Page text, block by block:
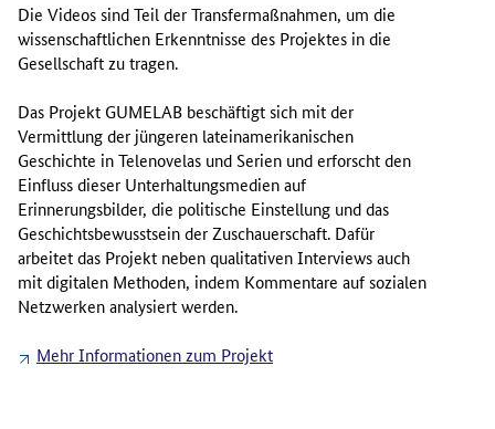
Die Videos sind Teil der Transfermaßnahmen, um die
wissenschaftlichen Erkenntnisse des Projektes in die
Gesellschaft zu tragen.
Das Projekt GUMELAB beschäftigt sich mit der
Vermittlung der jüngeren lateinamerikanischen
Geschichte in Telenovelas und Serien und erforscht den
Einfluss dieser Unterhaltungsmedien auf
Erinnerungsbilder, die politische Einstellung und das
Geschichtsbewusstsein der Zuschauerschaft. Dafür
arbeitet das Projekt neben qualitativen Interviews auch
mit digitalen Methoden, indem Kommentare auf sozialen
Netzwerken analysiert werden.
Mehr Informationen zum Projekt